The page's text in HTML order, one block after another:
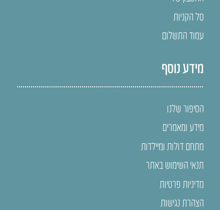
סל הקניות
עמוד התשלום
מידע נוסף
הסיפור שלנו
מידע ומאמרים
מתחם דולות ומיילדות
תנאי השימוש באתר
מדיניות פרטיות
הצהרת נגישות